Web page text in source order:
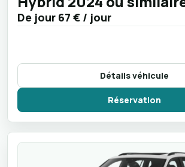
De jour 67 € / jour
Détails véhicule
Réservation